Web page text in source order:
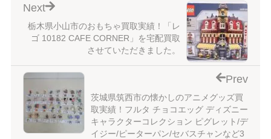
栃木県小山市のおもちゃ買取実績！「レ
ゴ 10182 CAFE CORNER」を宅配買取
させていただきました。
Next
茨城県筑西市の懐かしのアニメグッズ買
取実績！フルタ チョコエッグ ディズニー
キャラクターコレクション ピグレット/デ
イジー/ピーターパン/セバスチャンなど3
Prev